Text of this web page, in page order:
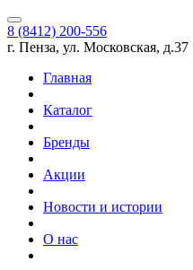
8 (8412) 200-556
г. Пенза, ул. Московская, д.37
Главная
Каталог
Бренды
Акции
Новости и истории
О нас